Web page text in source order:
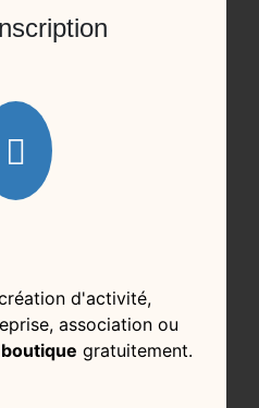
d'activité,
association ou
gratuitement.